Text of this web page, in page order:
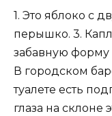
1. Это яблоко с
перышко. 3.
забавную форму
В городском
туалете есть
глаза на склоне